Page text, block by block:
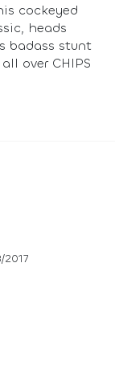
cockeyed
heads
badass stunt
over CHIPS